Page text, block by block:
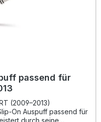
passend für
(2009–2013)
On Auspuff passend für
durch seine